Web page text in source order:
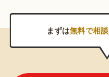
まずは無料で相談